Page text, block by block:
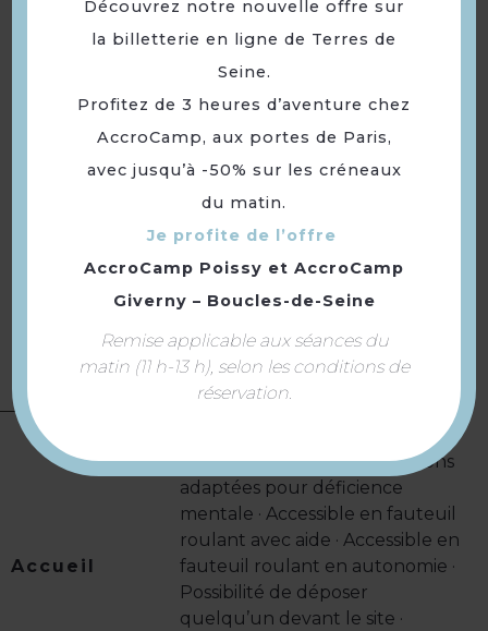
Ouverture
Samedi 25 juillet 2026 de 14h à
Samedi 1er août 2026 de 14h à
17h.
Samedi 8 août 2026 de 14h à
Samedi 22 août 2026 de 14h à
17h.
Samedi 29 août 2026 de 14h à
17h.
Accueil
Tourisme adapté :Prestations
adaptées pour déficience
mentale · Accessible en fauteuil
roulant avec aide · Accessible en
fauteuil roulant en autonomie ·
Possibilité de déposer
quelqu’un devant le site ·
Découvrez notre nouvelle offre sur
la billetterie en ligne de Terres de
Seine.
Profitez de 3 heures d’aventure chez
AccroCamp, aux portes de Paris,
avec jusqu’à -50% sur les créneaux
du matin.
Je profite de l’offre
AccroCamp Poissy et AccroCamp
Giverny – Boucles-de-Seine
Remise applicable aux séances du
matin (11 h-13 h), selon les conditions de
réservation.